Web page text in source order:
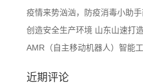
疫情来势汹汹，防疫消毒小助
创造安全生产环境 山东山速打
AMR（自主移动机器人）智能
近期评论